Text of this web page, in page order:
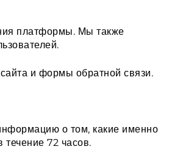
платформы. Мы также
и формы обратной связи.
о том, какие именно
течение 72 часов.